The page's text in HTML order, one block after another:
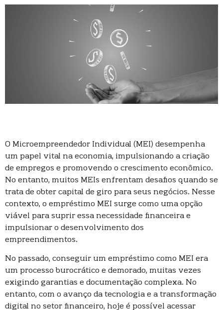
O Microempreendedor Individual (MEI) desempenha
um papel vital na economia, impulsionando a criação
de empregos e promovendo o crescimento econômico.
No entanto, muitos MEIs enfrentam desafios quando se
trata de obter capital de giro para seus negócios. Nesse
contexto, o empréstimo MEI surge como uma opção
viável para suprir essa necessidade financeira e
impulsionar o desenvolvimento dos
empreendimentos.
No passado, conseguir um empréstimo como MEI era
um processo burocrático e demorado, muitas vezes
exigindo garantias e documentação complexa. No
entanto, com o avanço da tecnologia e a transformação
digital no setor financeiro, hoje é possível acessar